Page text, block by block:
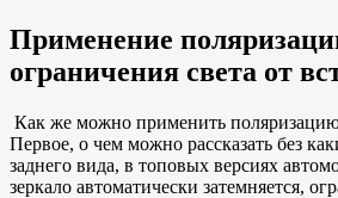
Применение
ограничения света от
Как же можно применить поляризацию
Первое, о чем можно рассказать без
заднего вида, в топовых версиях
зеркало автоматически затемняется,